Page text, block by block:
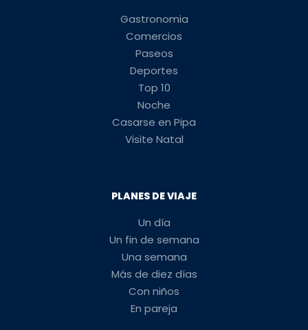
Gastronomia
Comercios
Paseos
Deportes
Top 10
Noche
Casarse en Pipa
Visite Natal
PLANES DE VIAJE
Un día
Un fin de semana
Una semana
Más de diez días
Con niños
En pareja